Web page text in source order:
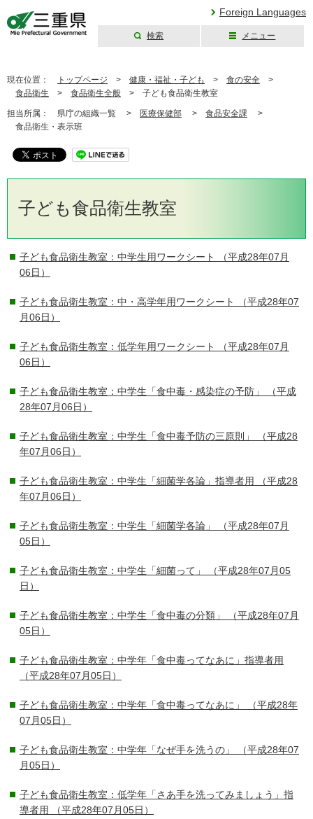
Foreign Languages
検索 メニュー
現在位置： トップページ > 健康・福祉・子ども > 食の安全 >
食品衛生 > 食品衛生全般 > 子ども食品衛生教室
担当所属： 県庁の組織一覧 > 医療保健部 > 食品安全課 >
食品衛生・表示班
子ども食品衛生教室
子ども食品衛生教室：中学生用ワークシート
（平成28年07月
06日）
子ども食品衛生教室：中・高学年用ワークシート
（平成28年07
月06日）
子ども食品衛生教室：低学年用ワークシート
（平成28年07月
06日）
子ども食品衛生教室：中学生「食中毒・感染症の予防」
（平成
28年07月06日）
子ども食品衛生教室：中学生「食中毒予防の三原則」
（平成28
年07月06日）
子ども食品衛生教室：中学生「細菌学各論」指導者用
（平成28
年07月06日）
子ども食品衛生教室：中学生「細菌学各論」
（平成28年07月
05日）
子ども食品衛生教室：中学生「細菌って」
（平成28年07月05
日）
子ども食品衛生教室：中学生「食中毒の分類」
（平成28年07月
05日）
子ども食品衛生教室：中学年「食中毒ってなあに」指導者用
（平成28年07月05日）
子ども食品衛生教室：中学年「食中毒ってなあに」
（平成28年
07月05日）
子ども食品衛生教室：中学年「なぜ手を洗うの」
（平成28年07
月05日）
子ども食品衛生教室：低学年「さあ手を洗ってみましょう」指
導者用
（平成28年07月05日）